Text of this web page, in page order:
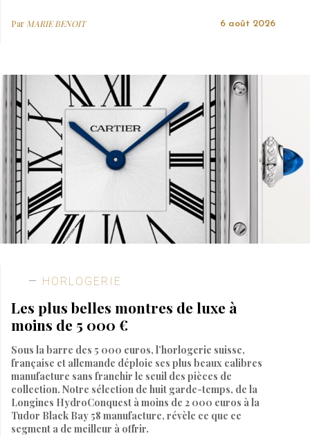
Par MARIE BENOIT 6 août 2026
HORLOGERIE
Les plus belles montres de luxe à
moins de 5 000 €
Sous la barre des 5 000 euros, l’horlogerie suisse,
française et allemande déploie ses plus beaux calibres
manufacture sans franchir le seuil des pièces de
collection. Notre sélection de huit garde-temps, de la
Longines HydroConquest à moins de 2 000 euros à la
Tudor Black Bay 58 manufacture, révèle ce que ce
segment a de meilleur à offrir.